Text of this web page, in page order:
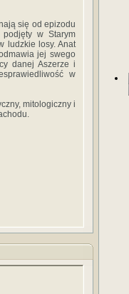
się od epizodu
podjęty w Starym
ludzkie losy. Anat
jej swego
danej Aszerze i
w
mitologiczny i